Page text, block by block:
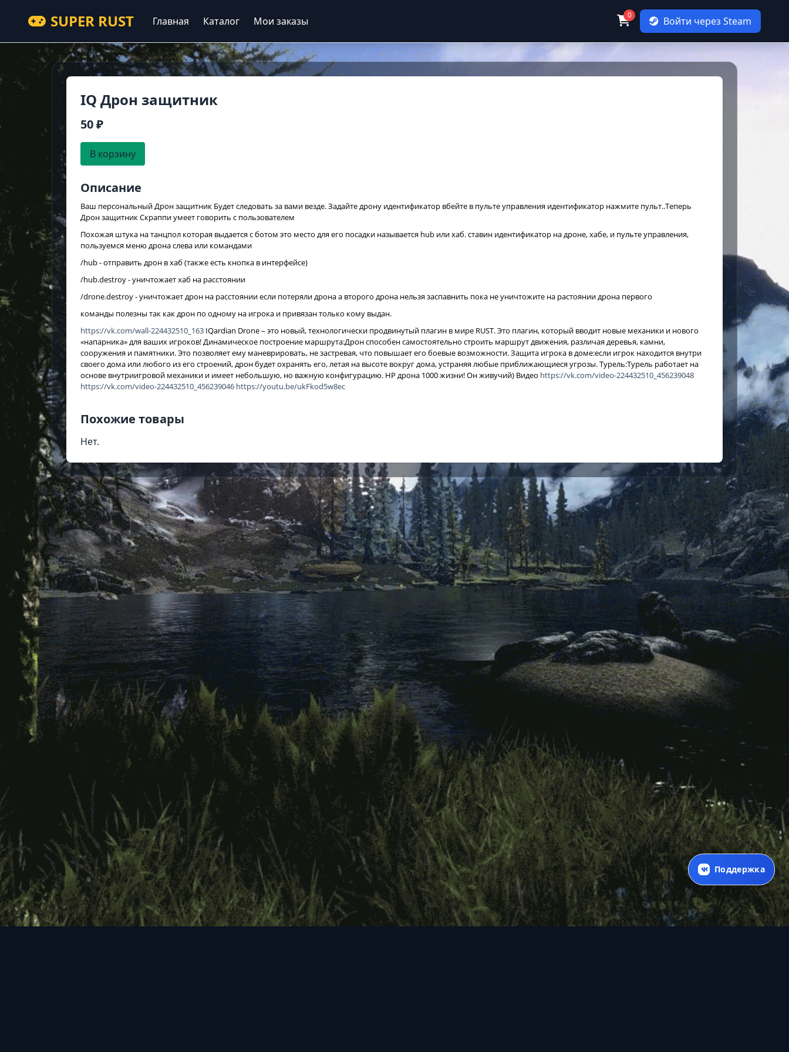
SUPER RUST Главная Каталог Мои заказы 0 Войти через Steam
IQ Дрон защитник
50 ₽
В корзину
Описание
Ваш персональный Дрон защитник Будет следовать за вами везде. Задайте дрону идентификатор вбейте в пульте управления идентификатор нажмите пульт..Теперь
Дрон защитник Скраппи умеет говорить с пользователем
Похожая штука на танцпол которая выдается с ботом это место для его посадки называется hub или хаб. ставин идентификатор на дроне, хабе, и пульте управления,
пользуемся меню дрона слева или командами
/hub - отправить дрон в хаб (также есть кнопка в интерфейсе)
/hub.destroy - уничтожает хаб на расстоянии
/drone.destroy - уничтожает дрон на расстоянии если потеряли дрона а второго дрона нельзя заспавнить пока не уничтожите на растоянии дрона первого
команды полезны так как дрон по одному на игрока и привязан только кому выдан.
https://vk.com/wall-224432510_163 IQardian Drone – это новый, технологически продвинутый плагин в мире RUST. Это плагин, который вводит новые механики и нового
«напарника» для ваших игроков! Динамическое построение маршрута:Дрон способен самостоятельно строить маршрут движения, различая деревья, камни,
сооружения и памятники. Это позволяет ему маневрировать, не застревая, что повышает его боевые возможности. Защита игрока в доме:если игрок находится внутри
своего дома или любого из его строений, дрон будет охранять его, летая на высоте вокруг дома, устраняя любые приближающиеся угрозы. Турель:Турель работает на
основе внутриигровой механики и имеет небольшую, но важную конфигурацию. HP дрона 1000 жизни! Он живучий) Видео https://vk.com/video-224432510_456239048
https://vk.com/video-224432510_456239046 https://youtu.be/ukFkod5w8ec
Похожие товары
Нет.
Поддержка